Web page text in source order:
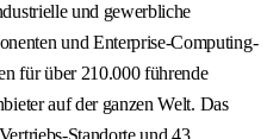
und gewerbliche
und Enterprise-Computing-
für über 210.000 führende
auf der ganzen Welt. Das